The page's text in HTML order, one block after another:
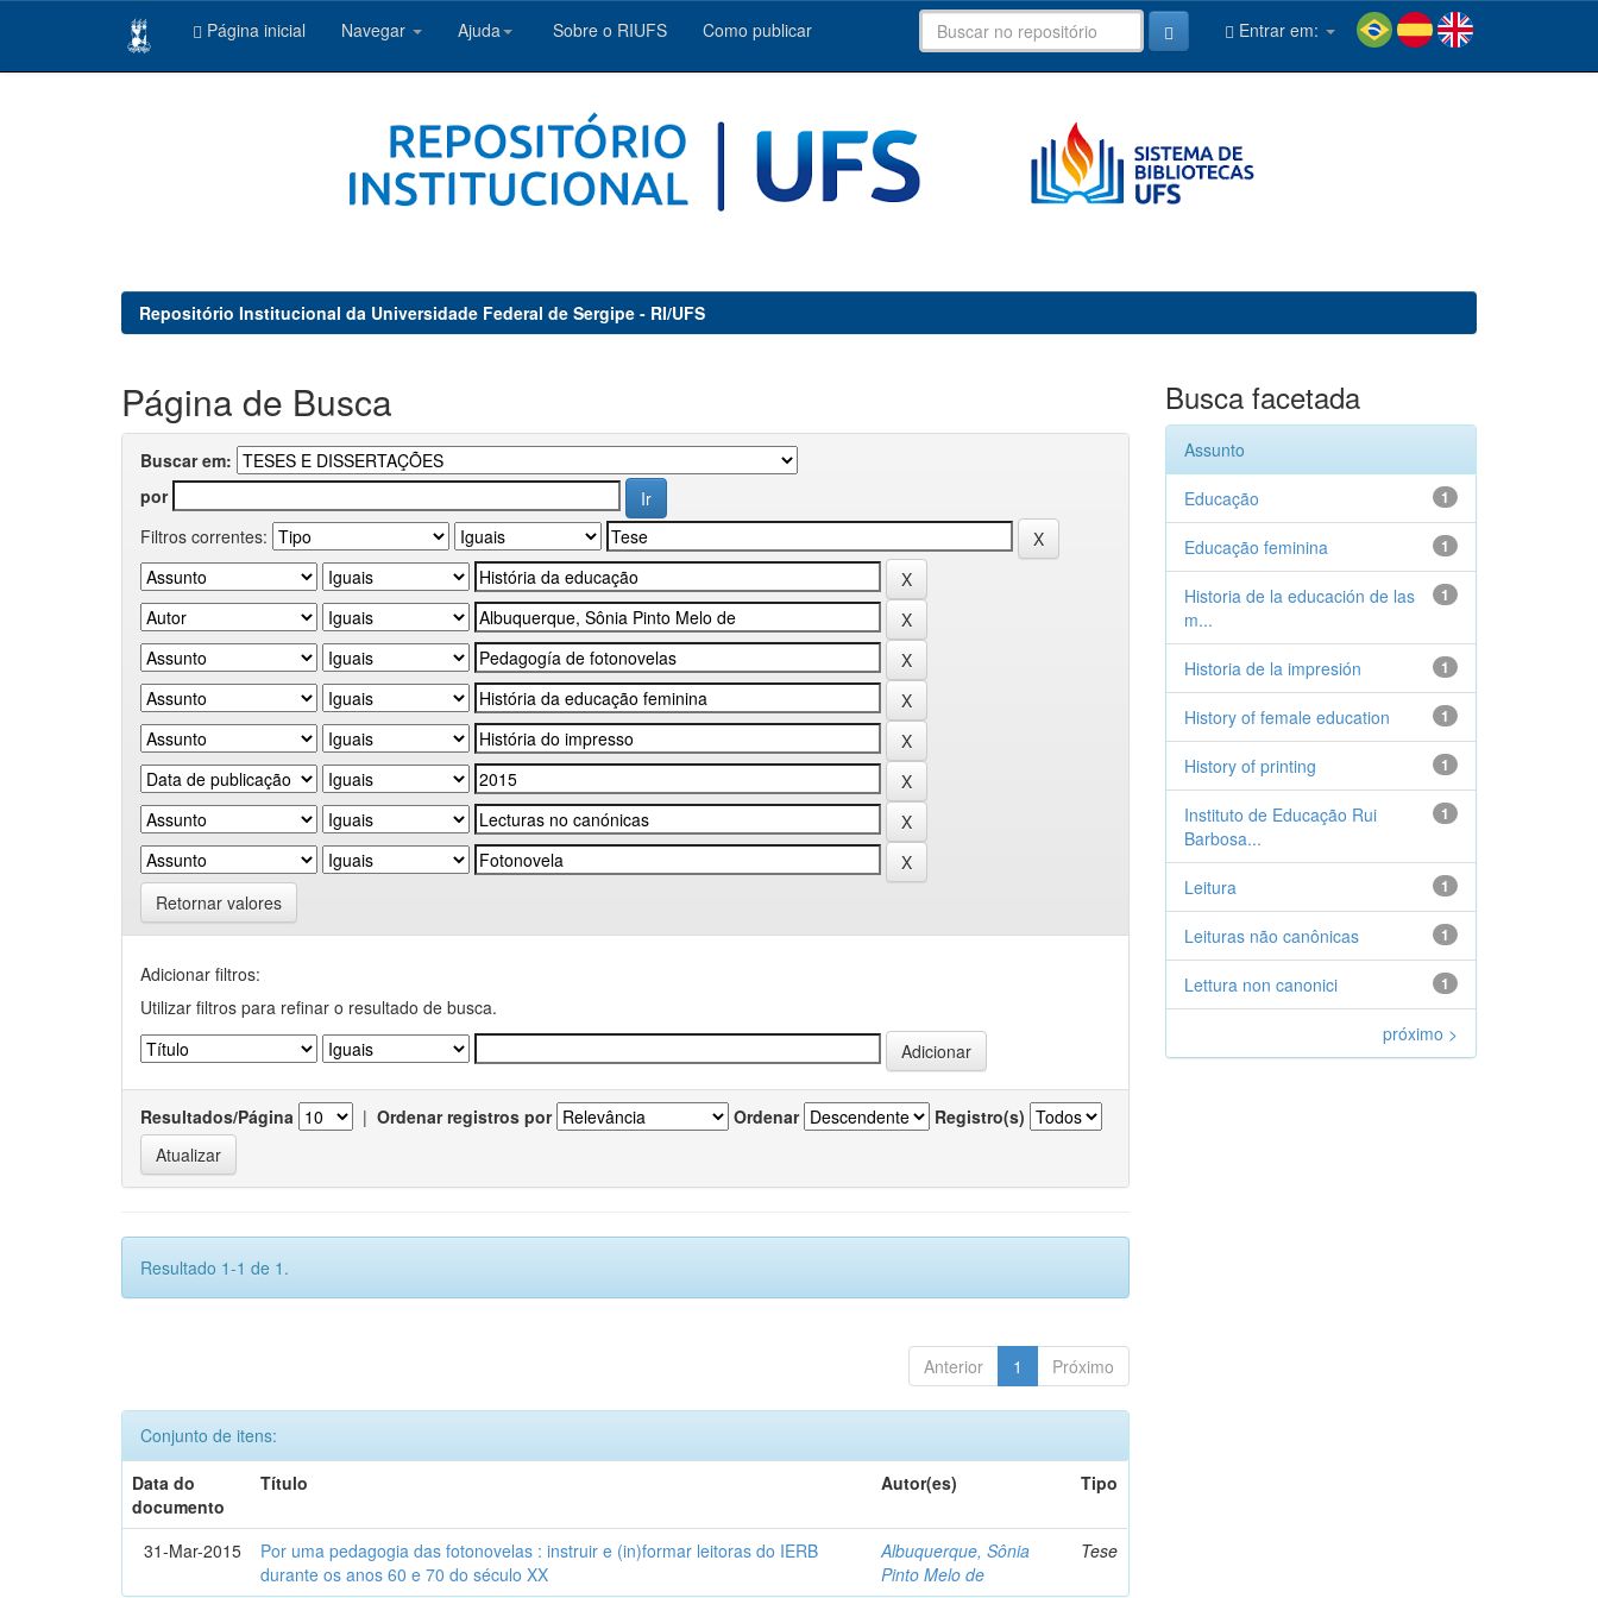
Página inicial Navegar Ajuda Sobre o RIUFS Como publicar Entrar em:
Repositório Institucional da Universidade Federal de Sergipe - RI/UFS
Página de Busca
Buscar em:
por
Filtros correntes:
Retornar valores
Adicionar filtros:
Utilizar filtros para refinar o resultado de busca.
Resultados/Página | Ordenar registros por Ordenar Registro(s)
Resultado 1-1 de 1.
Anterior 1 Próximo
Conjunto de itens:
Data do
documento
Título Autor(es) Tipo
31-Mar-2015
Por uma pedagogia das fotonovelas : instruir e (in)formar leitoras do IERB
durante os anos 60 e 70 do século XX
Albuquerque, Sônia
Pinto Melo de
Tese
Busca facetada
Assunto
1
Educação
1
Educação feminina
1
Historia de la educación de las
m...
1
Historia de la impresión
1
History of female education
1
History of printing
1
Instituto de Educação Rui
Barbosa...
1
Leitura
1
Leituras não canônicas
1
Lettura non canonici
próximo >